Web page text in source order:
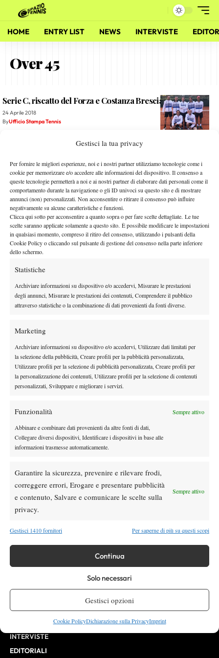
Gestisci la tua privacy
Per fornire le migliori esperienze, noi e i nostri partner utilizziamo tecnologie come i
cookie per memorizzare e/o accedere alle informazioni del dispositivo. Il consenso a
queste tecnologie permetterà a noi e ai nostri partner di elaborare dati personali come il
comportamento durante la navigazione o gli ID univoci su questo sito e di mostrare
annunci (non) personalizzati. Non acconsentire o ritirare il consenso può influire
negativamente su alcune caratteristiche e funzioni.
Clicca qui sotto per acconsentire a quanto sopra o per fare scelte dettagliate. Le tue
scelte saranno applicate solamente a questo sito. È possibile modificare le impostazioni
in qualsiasi momento, compreso il ritiro del consenso, utilizzando i pulsanti della
Cookie Policy o cliccando sul pulsante di gestione del consenso nella parte inferiore
dello schermo.
Statistiche
Archiviare informazioni su dispositivo e/o accedervi, Misurare le prestazioni
degli annunci, Misurare le prestazioni dei contenuti, Comprendere il pubblico
attraverso statistiche o la combinazione di dati provenienti da fonti diverse.
Marketing
Archiviare informazioni su dispositivo e/o accedervi, Utilizzare dati limitati per
la selezione della pubblicità, Creare profili per la pubblicità personalizzata,
Utilizzare profili per la selezione di pubblicità personalizzata, Creare profili per
la personalizzazione dei contenuti, Utilizzare profili per la selezione di contenuti
personalizzati, Sviluppare e migliorare i servizi.
Funzionalità Sempre attivo
Abbinare e combinare dati provenienti da altre fonti di dati,
Collegare diversi dispositivi, Identificare i dispositivi in base alle
informazioni trasmesse automaticamente.
Garantire la sicurezza, prevenire e rilevare frodi,
correggere errori, Erogare e presentare pubblicità
e contenuto, Salvare e comunicare le scelte sulla
privacy.
Sempre attivo
Gestisci 1410 fornitori Per saperne di più su questi scopi
Continua
Solo necessari
Gestisci opzioni
Cookie PolicyDichiarazione sulla PrivacyImprint
HOME ENTRY LIST NEWS INTERVISTE
Over 45
Serie C, riscatto del Forza e Costanza Brescia
24 Aprile 2018
ByUfficio Stampa Tennis
Forza e Costanza battuto a Curno, domenica esordio in casa
17 Aprile 2018
Ufficio Stampa Tennis
Festa Le Molette: E’ Scudetto Over 45
23 Luglio 2014
Redazione
X
Youtube
10268 del 15/09/2025
Editore:VIBES MEDIA SRL , P.iva 14250480960
Direttore Responsabile: Alessandro Nizegorodcew
HOME
ATP
ATP FINALS
INTERVISTE
EDITORIALI